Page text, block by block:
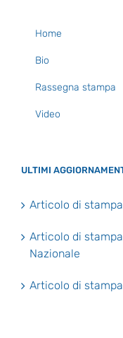
Home
Bio
Rassegna stampa
Video
ULTIMI
Articolo di
Articolo di
Nazionale
Articolo di